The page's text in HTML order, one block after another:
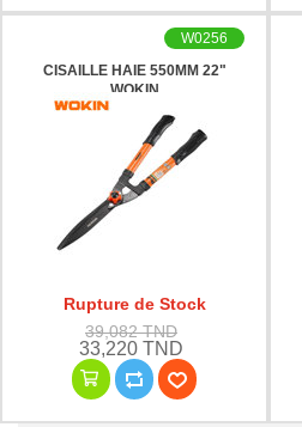
CISAILLE HAIE 550MM 22"
WOKIN
W0256
Rupture de Stock
39,082 TND
33,220 TND